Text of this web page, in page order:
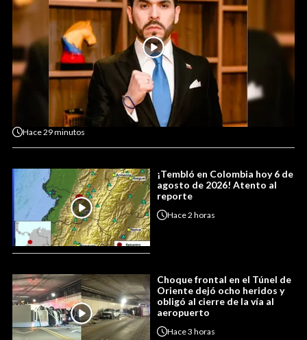
Hace29 minutos
¡Tembló en Colombia hoy 6 de
agosto de 2026! Atento al
reporte
Hace2 horas
Choque frontal en el Túnel de
Oriente dejó ocho heridos y
obligó al cierre de la vía al
aeropuerto
Hace3 horas